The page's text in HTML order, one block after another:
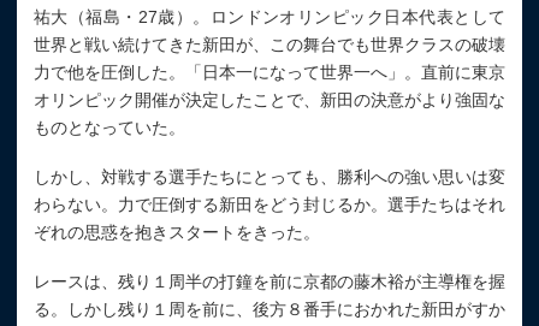
祐大（福島・27歳）。ロンドンオリンピック日本代表として
世界と戦い続けてきた新田が、この舞台でも世界クラスの破壊
力で他を圧倒した。「日本一になって世界一へ」。直前に東京
オリンピック開催が決定したことで、新田の決意がより強固な
ものとなっていた。
しかし、対戦する選手たちにとっても、勝利への強い思いは変
わらない。力で圧倒する新田をどう封じるか。選手たちはそれ
ぞれの思惑を抱きスタートをきった。
レースは、残り１周半の打鐘を前に京都の藤木裕が主導権を握
る。しかし残り１周を前に、後方８番手におかれた新田がすか